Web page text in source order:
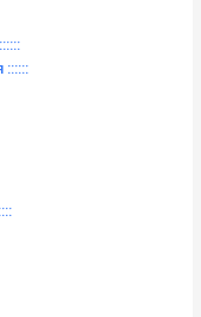
::::::